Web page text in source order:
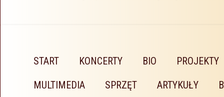
START KONCERTY BIO
PROJEKTY
MULTIMEDIA
SPRZĘT ARTYKUŁY